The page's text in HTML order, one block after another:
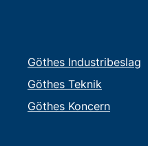
Göthes Industribeslag
Göthes Teknik
Göthes Koncern